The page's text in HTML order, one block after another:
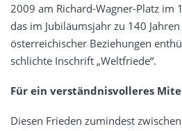
2009 am Richard-Wagner-Platz im
das im Jubiläumsjahr zu 140
österreichischer Beziehungen
schlichte Inschrift „Weltfriede“.
Für ein verständnisvolleres
Diesen Frieden zumindest